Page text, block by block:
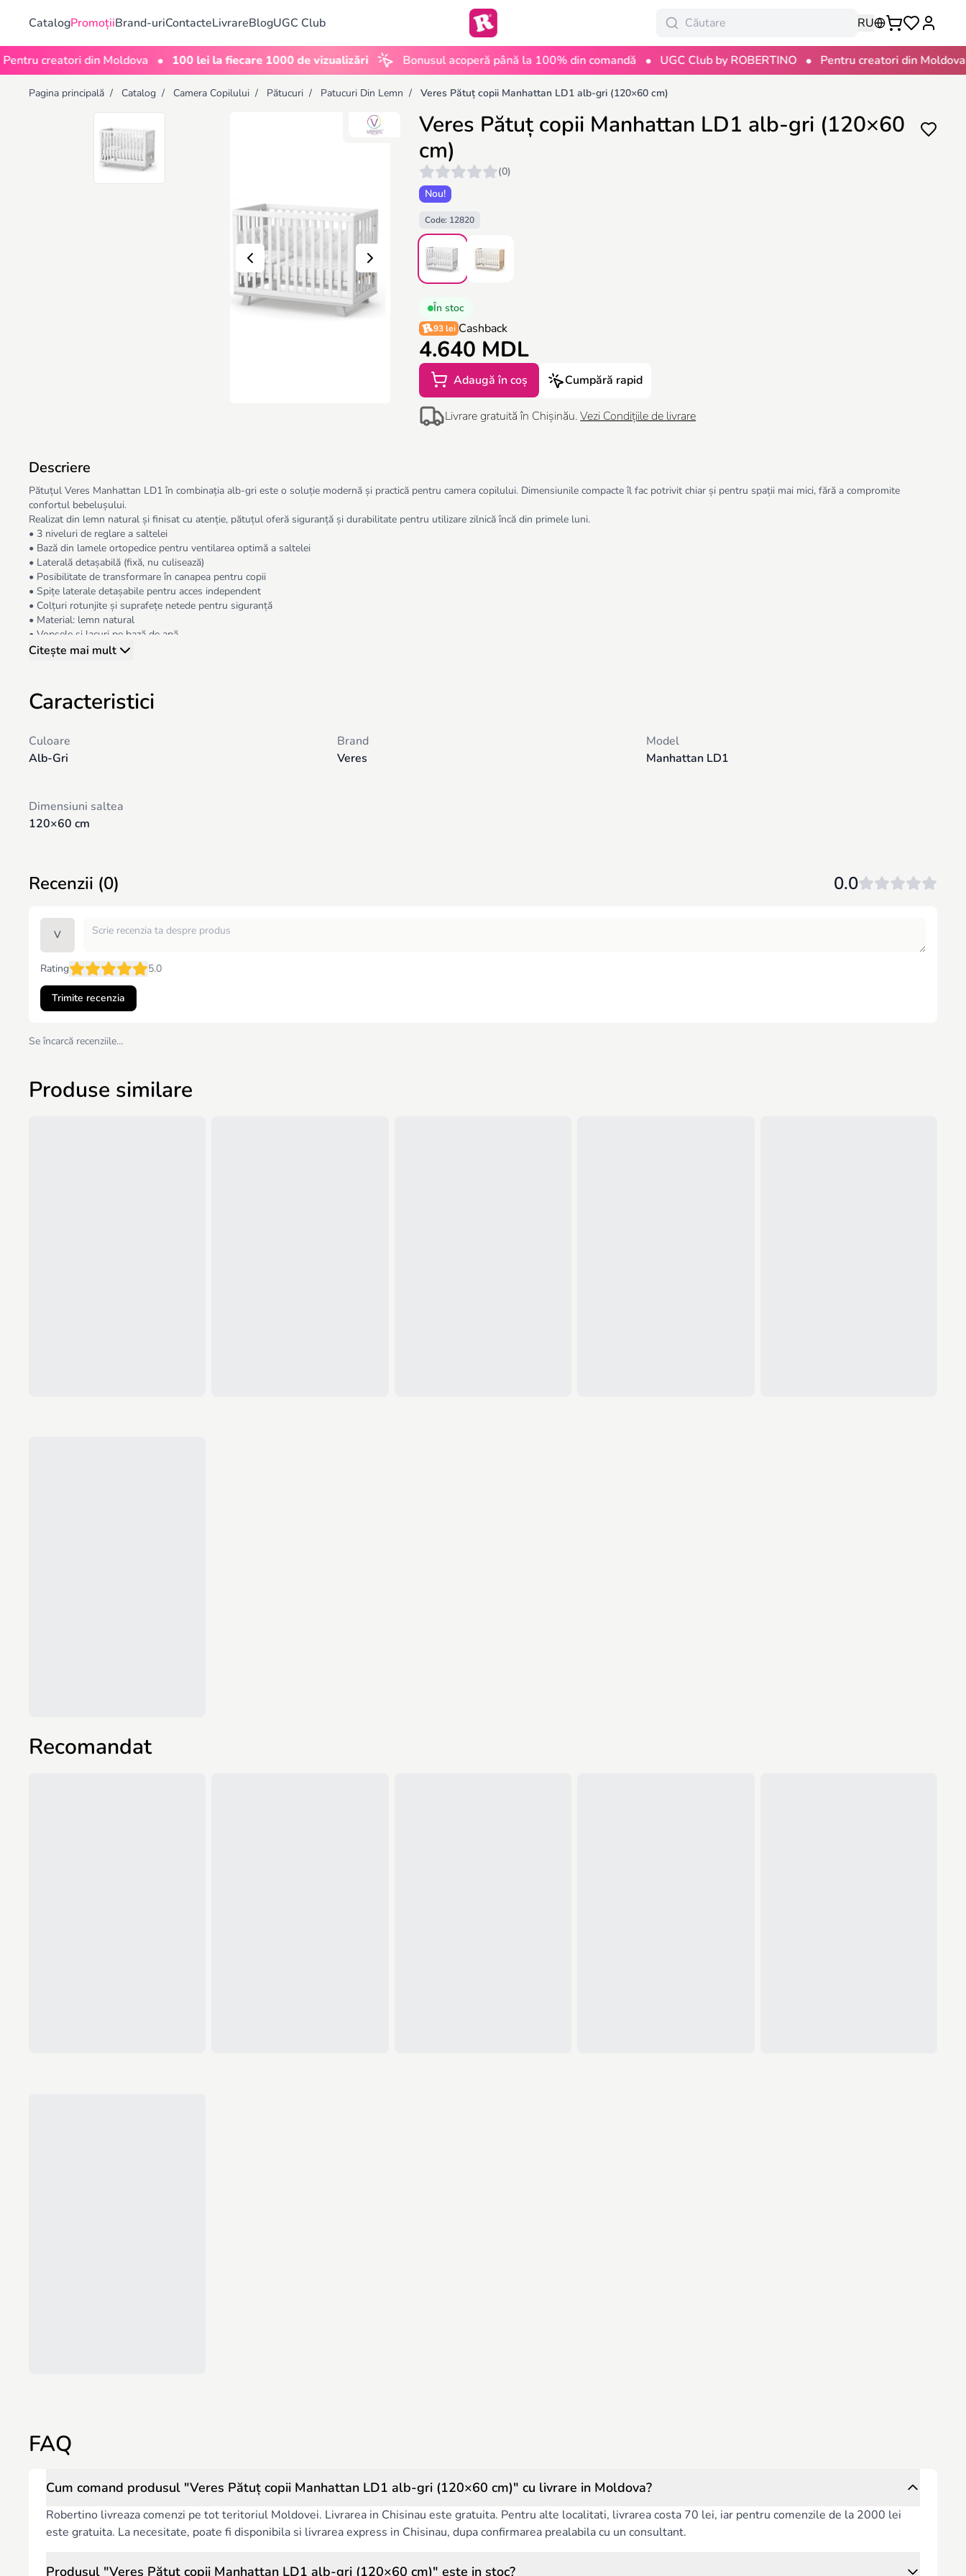
CatalogPromoțiiBrand-uriContacteLivrareBlogUGC Club RU
creatori din Moldova • 100 lei la fiecare 1000 de vizualizări Bonusul acoperă până la 100% din comandă • UGC Club by ROBERTINO • Pentru creatori din Moldova •
Pagina principală / Catalog / Camera Copilului / Pătucuri / Patucuri Din Lemn / Veres Pătuț copii Manhattan LD1 alb-gri (120×60 cm)
Veres Pătuț copii Manhattan LD1 alb-gri (120×60
cm)
(0)
Nou!
Code: 12820
În stoc
93 lei Cashback
4.640 MDL
Adaugă în coș Cumpără rapid
Livrare gratuită în Chișinău.Vezi Condițiile de livrare
Descriere
Pătuțul Veres Manhattan LD1 în combinația alb-gri este o soluție modernă și practică pentru camera copilului. Dimensiunile compacte îl fac potrivit chiar și pentru spații mai mici, fără a compromite
confortul bebelușului.
Realizat din lemn natural și finisat cu atenție, pătuțul oferă siguranță și durabilitate pentru utilizare zilnică încă din primele luni.
• 3 niveluri de reglare a saltelei
• Bază din lamele ortopedice pentru ventilarea optimă a saltelei
• Laterală detașabilă (fixă, nu culisează)
• Posibilitate de transformare în canapea pentru copii
• Spițe laterale detașabile pentru acces independent
• Colțuri rotunjite și suprafețe netede pentru siguranță
• Material: lemn natural
• Vopsele și lacuri pe bază de apă
• Posibilitate de instalare a mecanismului de legănare longitudinal (opțional)
Citește mai mult
Caracteristici
Culoare
Alb-Gri
Brand
Veres
Model
Manhattan LD1
Dimensiuni saltea
120×60 cm
Recenzii (0) 0.0
V
Rating 5.0
Trimite recenzia
Se încarcă recenziile…
Produse similare
Recomandat
FAQ
Cum comand produsul "Veres Pătuț copii Manhattan LD1 alb-gri (120×60 cm)" cu livrare in Moldova?
Robertino livreaza comenzi pe tot teritoriul Moldovei. Livrarea in Chisinau este gratuita. Pentru alte localitati, livrarea costa 70 lei, iar pentru comenzile de la 2000 lei
este gratuita. La necesitate, poate fi disponibila si livrarea express in Chisinau, dupa confirmarea prealabila cu un consultant.
Produsul "Veres Pătuț copii Manhattan LD1 alb-gri (120×60 cm)" este in stoc?